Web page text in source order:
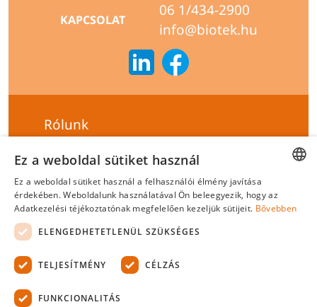
KAPCSOLAT
06 1/434-2900
info@biotek.hu
Rólunk
Hírlevél feliratkozás
Általános szerződési feltételek
Adatvédelmi tájékoztató
Felelősségvállalási nyilatkozat
Tanúsítványok
ENGLISH
Ez a weboldal sütiket használ
Ez a weboldal sütiket használ a felhasználói élmény javítása
érdekében. Weboldalunk használatával Ön beleegyezik, hogy az
Adatkezelési téjékoztatónak megfelelően kezeljük sütijeit. Bővebben
ELENGEDHETETLENÜL SZÜKSÉGES
TELJESÍTMÉNY CÉLZÁS
FUNKCIONALITÁS